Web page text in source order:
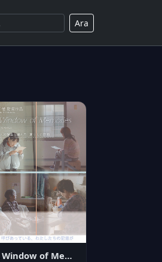
Ara
A Window of Memories